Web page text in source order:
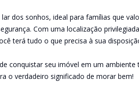
dos sonhos, ideal para famílias que
Com uma localização
terá tudo o que precisa à sua
conquistar seu imóvel em um ambiente
o verdadeiro significado de morar bem!